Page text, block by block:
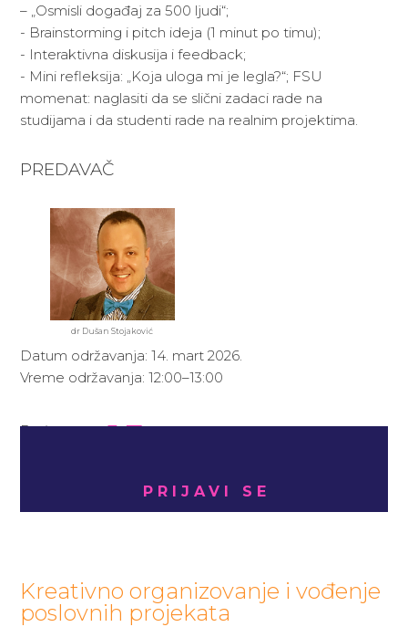
– „Osmisli događaj za 500 ljudi“;
- Brainstorming i pitch ideja (1 minut po timu);
- Interaktivna diskusija i feedback;
- Mini refleksija: „Koja uloga mi je legla?“; FSU
momenat: naglasiti da se slični zadaci rade na
studijama i da studenti rade na realnim projektima.
PREDAVAČ
dr Dušan Stojaković
Datum održavanja: 14. mart 2026.
Vreme održavanja: 12:00–13:00
Broj mesta: 15
PRIJAVI SE
Kreativno organizovanje i vođenje
poslovnih projekata